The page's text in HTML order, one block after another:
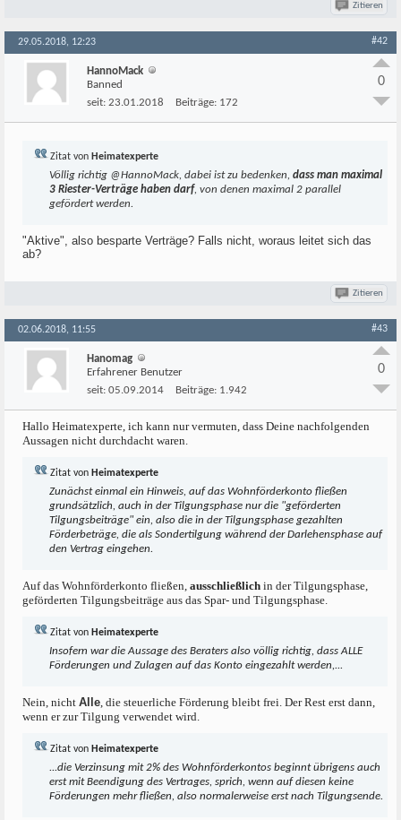
Zitieren
29.05.2018, 12:23 #42
HannoMack
Banned
seit: 23.01.2018 Beiträge: 172
0
Zitat von Heimatexperte
Völlig richtig @HannoMack, dabei ist zu bedenken, dass man maximal
3 Riester-Verträge haben darf, von denen maximal 2 parallel
gefördert werden.
"Aktive", also besparte Verträge? Falls nicht, woraus leitet sich das
ab?
Zitieren
02.06.2018, 11:55 #43
Hanomag
Erfahrener Benutzer
seit: 05.09.2014 Beiträge: 1.942
0
Hallo Heimatexperte, ich kann nur vermuten, dass Deine nachfolgenden
Aussagen nicht durchdacht waren.
Zitat von Heimatexperte
Zunächst einmal ein Hinweis, auf das Wohnförderkonto fließen
grundsätzlich, auch in der Tilgungsphase nur die "geförderten
Tilgungsbeiträge" ein, also die in der Tilgungsphase gezahlten
Förderbeträge, die als Sondertilgung während der Darlehensphase auf
den Vertrag eingehen.
Auf das Wohnförderkonto fließen, ausschließlich in der Tilgungsphase,
geförderten Tilgungsbeiträge aus das Spar- und Tilgungsphase.
Zitat von Heimatexperte
Insofern war die Aussage des Beraters also völlig richtig, dass ALLE
Förderungen und Zulagen auf das Konto eingezahlt werden,...
Nein, nicht Alle, die steuerliche Förderung bleibt frei. Der Rest erst dann,
wenn er zur Tilgung verwendet wird.
Zitat von Heimatexperte
...die Verzinsung mit 2% des Wohnförderkontos beginnt übrigens auch
erst mit Beendigung des Vertrages, sprich, wenn auf diesen keine
Förderungen mehr fließen, also normalerweise erst nach Tilgungsende.